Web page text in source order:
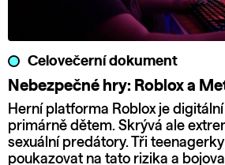
Celovečerní dokument
Nebezpečné hry: Roblox a
Herní platforma Roblox je
primárně dětem. Skrývá ale
sexuální predátory. Tři
poukazovat na tato rizika a